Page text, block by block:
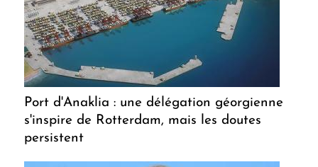
Port d'Anaklia : une délégation géorgienne
s'inspire de Rotterdam, mais les doutes
persistent